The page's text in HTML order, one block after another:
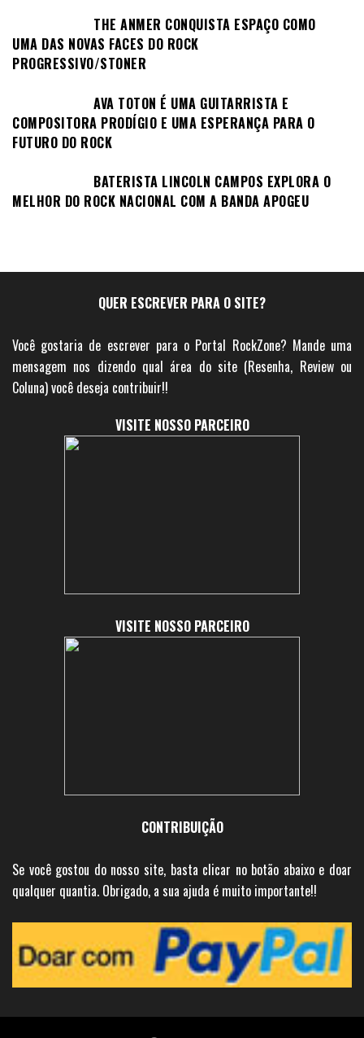
THE ANMER CONQUISTA ESPAÇO COMO
UMA DAS NOVAS FACES DO ROCK
PROGRESSIVO/STONER
AVA TOTON É UMA GUITARRISTA E
COMPOSITORA PRODÍGIO E UMA ESPERANÇA PARA O
FUTURO DO ROCK
BATERISTA LINCOLN CAMPOS EXPLORA O
MELHOR DO ROCK NACIONAL COM A BANDA APOGEU
QUER ESCREVER PARA O SITE?
Você gostaria de escrever para o Portal RockZone? Mande uma
mensagem nos dizendo qual área do site (Resenha, Review ou
Coluna) você deseja contribuir!!
VISITE NOSSO PARCEIRO
VISITE NOSSO PARCEIRO
CONTRIBUIÇÃO
Se você gostou do nosso site, basta clicar no botão abaixo e doar
qualquer quantia. Obrigado, a sua ajuda é muito importante!!